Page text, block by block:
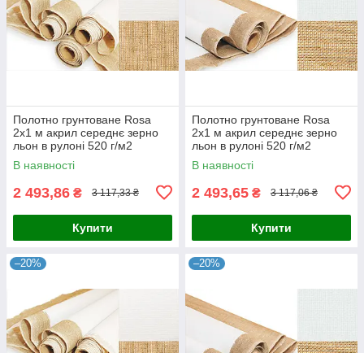
Полотно грунтоване Rosa
2x1 м акрил середнє зерно
льон в рулоні 520 г/м2
(4820149852218)
В наявності
2 493,86 ₴ 3 117,33 ₴
Купити
Полотно грунтоване Rosa
2x1 м акрил середнє зерно
льон в рулоні 520 г/м2
(4820149852201)
В наявності
2 493,65 ₴ 3 117,06 ₴
Купити
–20% –20%